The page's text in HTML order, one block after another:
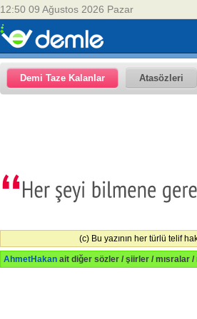
12:50 09 Ağustos 2026 Pazar
Demi Taze Kalanlar Atasözleri
(c) Bu yazının her türlü telif
AhmetHakan ait diğer sözler / şiirler / mısralar